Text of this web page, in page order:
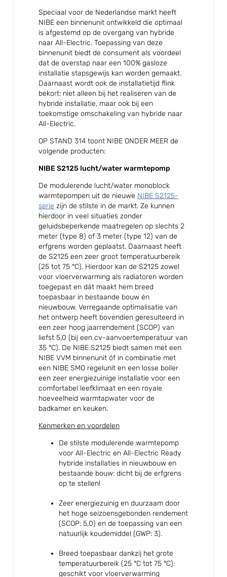
Speciaal voor de Nederlandse markt heeft
NIBE een binnenunit ontwikkeld die optimaal
is afgestemd op de overgang van hybride
naar All-Electric. Toepassing van deze
binnenunit biedt de consument als voordeel
dat de overstap naar een 100% gasloze
installatie stapsgewijs kan worden gemaakt.
Daarnaast wordt ook de installatietijd flink
bekort: niet alleen bij het realiseren van de
hybride installatie, maar ook bij een
toekomstige omschakeling van hybride naar
All-Electric.
OP STAND 314 toont NIBE ONDER MEER de
volgende producten:
NIBE S2125 lucht/water warmtepomp
De modulerende lucht/water monoblock
warmtepompen uit de nieuwe NIBE S2125-
serie zijn de stilste in de markt. Ze kunnen
hierdoor in veel situaties zonder
geluidsbeperkende maatregelen op slechts 2
meter (type 8) of 3 meter (type 12) van de
erfgrens worden geplaatst. Daarnaast heeft
de S2125 een zeer groot temperatuurbereik
(25 tot 75 °C). Hierdoor kan de S2125 zowel
voor vloerverwarming als radiatoren worden
toegepast en dát maakt hem breed
toepasbaar in bestaande bouw én
nieuwbouw. Verregaande optimalisatie van
het ontwerp heeft bovendien geresulteerd in
een zeer hoog jaarrendement (SCOP) van
liefst 5,0 (bij een cv-aanvoertemperatuur van
35 °C). De NIBE S2125 biedt samen met een
NIBE VVM binnenunit óf in combinatie met
een NIBE SMO regelunit en een losse boiler
een zeer energiezuinige installatie voor een
comfortabel leefklimaat en een royale
hoeveelheid warmtapwater voor de
badkamer en keuken.
Kenmerken en voordelen
De stilste modulerende warmtepomp
voor All-Electric en All-Electric Ready
hybride installaties in nieuwbouw en
bestaande bouw: dicht bij de erfgrens
op te stellen!
Zeer energiezuinig en duurzaam door
het hoge seizoensgebonden rendement
(SCOP: 5,0) en de toepassing van een
natuurlijk koudemiddel (GWP: 3).
Breed toepasbaar dankzij het grote
temperatuurbereik (25 °C tot 75 °C):
geschikt voor vloerverwarming